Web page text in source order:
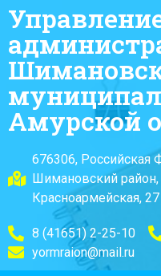
Амурской
676306, Российская
Шимановский
Красноармейская, 27
8 (41651) 2-25-10
yormraion@mail.ru